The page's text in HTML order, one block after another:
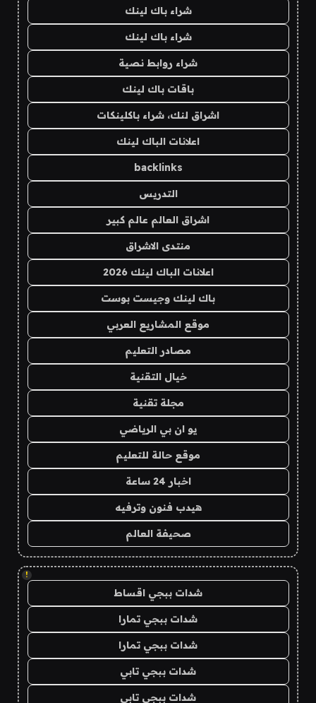
شراء باك لينك
شراء باك لينك
شراء روابط نصية
باقات باك لينك
اشراق لنك، شراء باكلينكات
اعلانات الباك لينك
backlinks
التدريس
اشراق العالم عالم كبير
منتدى الاشراق
اعلانات الباك لينك 2026
باك لينك وجيست بوست
موقع المشاريع العربي
مصادر التعليم
خيال التقنية
مجلة تقنية
يو ان بي الرياضي
موقع حالة للتعليم
اخبار 24 ساعة
هيدب فنون وترفيه
صحيفة العالم
!
شدات ببجي اقساط
شدات ببجي تمارا
شدات ببجي تمارا
شدات ببجي تابي
شدات ببجي تابي